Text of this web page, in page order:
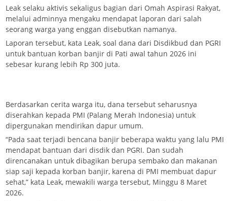
Leak selaku aktivis sekaligus bagian dari Omah Aspirasi Rakyat,
melalui adminnya mengaku mendapat laporan dari salah
seorang warga yang enggan disebutkan namanya.
Laporan tersebut, kata Leak, soal dana dari Disdikbud dan PGRI
untuk bantuan korban banjir di Pati awal tahun 2026 ini
sebesar kurang lebih Rp 300 juta.
Berdasarkan cerita warga itu, dana tersebut seharusnya
diserahkan kepada PMI (Palang Merah Indonesia) untuk
dipergunakan mendirikan dapur umum.
“Pada saat terjadi bencana banjir beberapa waktu yang lalu PMI
mendapat bantuan dari disdik dan PGRI. Dan sudah
direncanakan untuk dibagikan berupa sembako dan makanan
siap saji kepada korban banjir, karena di PMI membuat dapur
sehat,” kata Leak, mewakili warga tersebut, Minggu 8 Maret
2026.